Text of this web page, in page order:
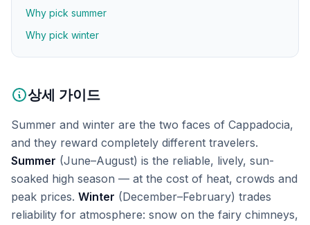
Why pick summer
Why pick winter
상세 가이드
Summer and winter are the two faces of Cappadocia,
and they reward completely different travelers.
Summer (June–August) is the reliable, lively, sun-
soaked high season — at the cost of heat, crowds and
peak prices. Winter (December–February) trades
reliability for atmosphere: snow on the fairy chimneys,